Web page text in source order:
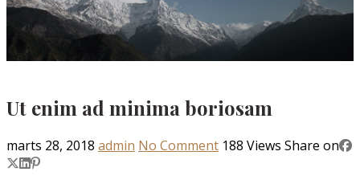
Ut enim ad minima boriosam
marts 28, 2018 admin No Comment 188 Views Share on